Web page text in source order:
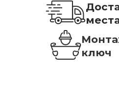
ключ